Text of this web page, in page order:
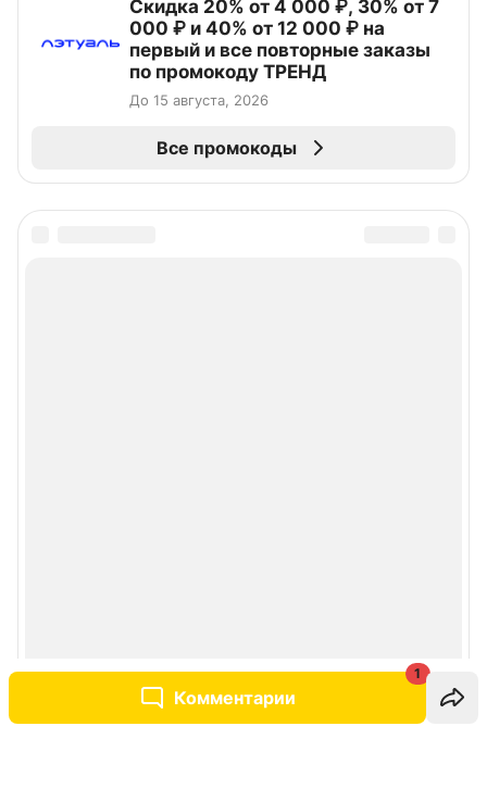
Комментарии
1
Скидка 20% от 4 000 ₽, 30% от 7
000 ₽ и 40% от 12 000 ₽ на
первый и все повторные заказы
по промокоду ТРЕНД
До 15 августа, 2026
Все промокоды